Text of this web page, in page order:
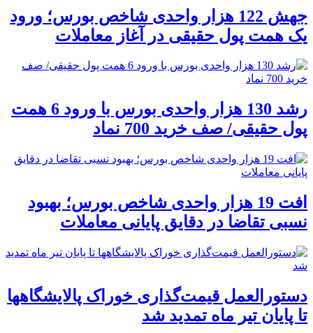
جهش 122 هزار واحدی شاخص بورس؛ ورود
یک همت پول حقیقی در آغاز معاملات
رشد 130 هزار واحدی بورس با ورود 6 همت
پول حقیقی/ صف خرید 700 نماد
افت 19 هزار واحدی شاخص بورس؛ بهبود
نسبی تقاضا در دقایق پایانی معاملات
دستورالعمل قیمت‌گذاری خوراک پالایشگاهها
تا پایان تیر ماه تمدید شد